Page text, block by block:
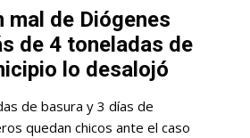
mal de Diógenes
de 4 toneladas de
lo desalojó
de basura y 3 días de
quedan chicos ante el caso